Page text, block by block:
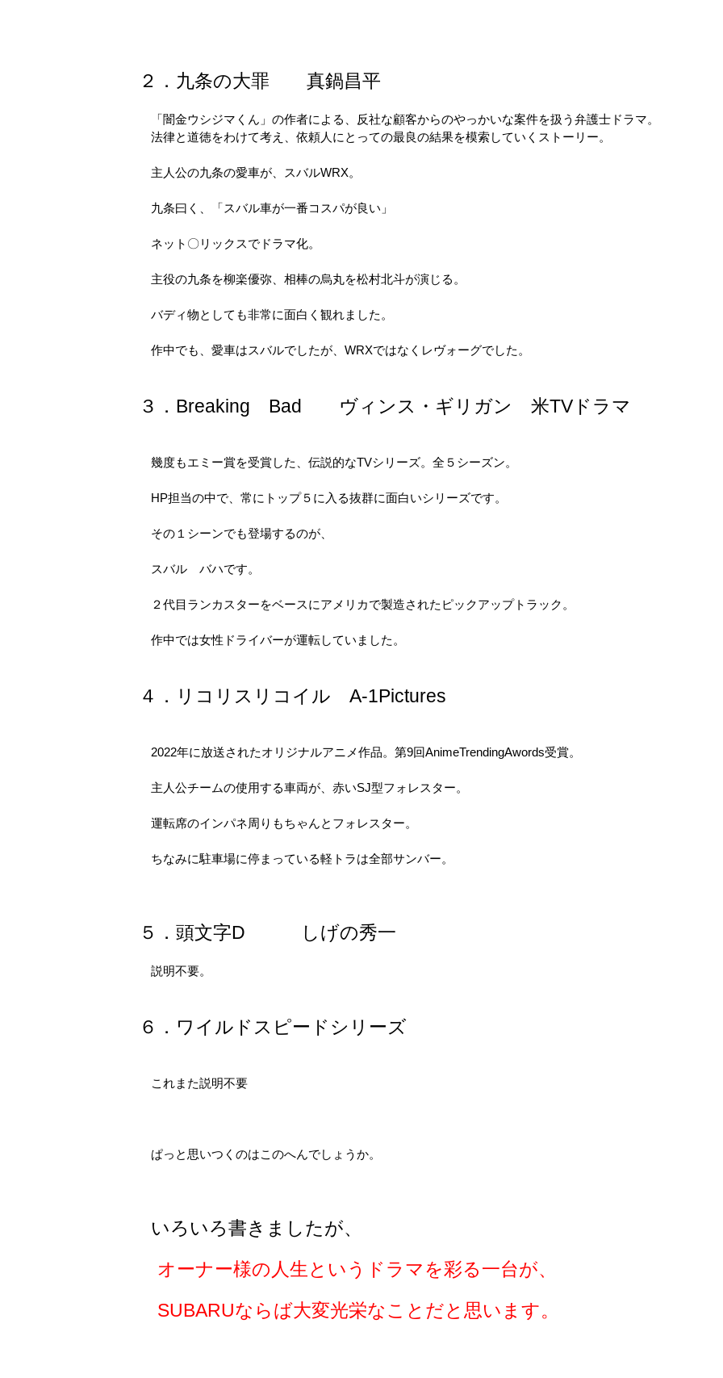
２．九条の大罪 真鍋昌平
「闇金ウシジマくん」の作者による、反社な顧客からのやっかいな案件を扱う弁護士ドラマ。
法律と道徳をわけて考え、依頼人にとっての最良の結果を模索していくストーリー。
主人公の九条の愛車が、スバルWRX。
九条曰く、「スバル車が一番コスパが良い」
ネット〇リックスでドラマ化。
主役の九条を柳楽優弥、相棒の烏丸を松村北斗が演じる。
バディ物としても非常に面白く観れました。
作中でも、愛車はスバルでしたが、WRXではなくレヴォーグでした。
３．Breaking Bad ヴィンス・ギリガン 米TVドラマ
幾度もエミー賞を受賞した、伝説的なTVシリーズ。全５シーズン。
HP担当の中で、常にトップ５に入る抜群に面白いシリーズです。
その１シーンでも登場するのが、
スバル バハです。
２代目ランカスターをベースにアメリカで製造されたピックアップトラック。
作中では女性ドライバーが運転していました。
４．リコリスリコイル A-1Pictures
2022年に放送されたオリジナルアニメ作品。第9回AnimeTrendingAwords受賞。
主人公チームの使用する車両が、赤いSJ型フォレスター。
運転席のインパネ周りもちゃんとフォレスター。
ちなみに駐車場に停まっている軽トラは全部サンバー。
５．頭文字D しげの秀一
説明不要。
６．ワイルドスピードシリーズ
これまた説明不要
ぱっと思いつくのはこのへんでしょうか。
いろいろ書きましたが、
オーナー様の人生というドラマを彩る一台が、
SUBARUならば大変光栄なことだと思います。